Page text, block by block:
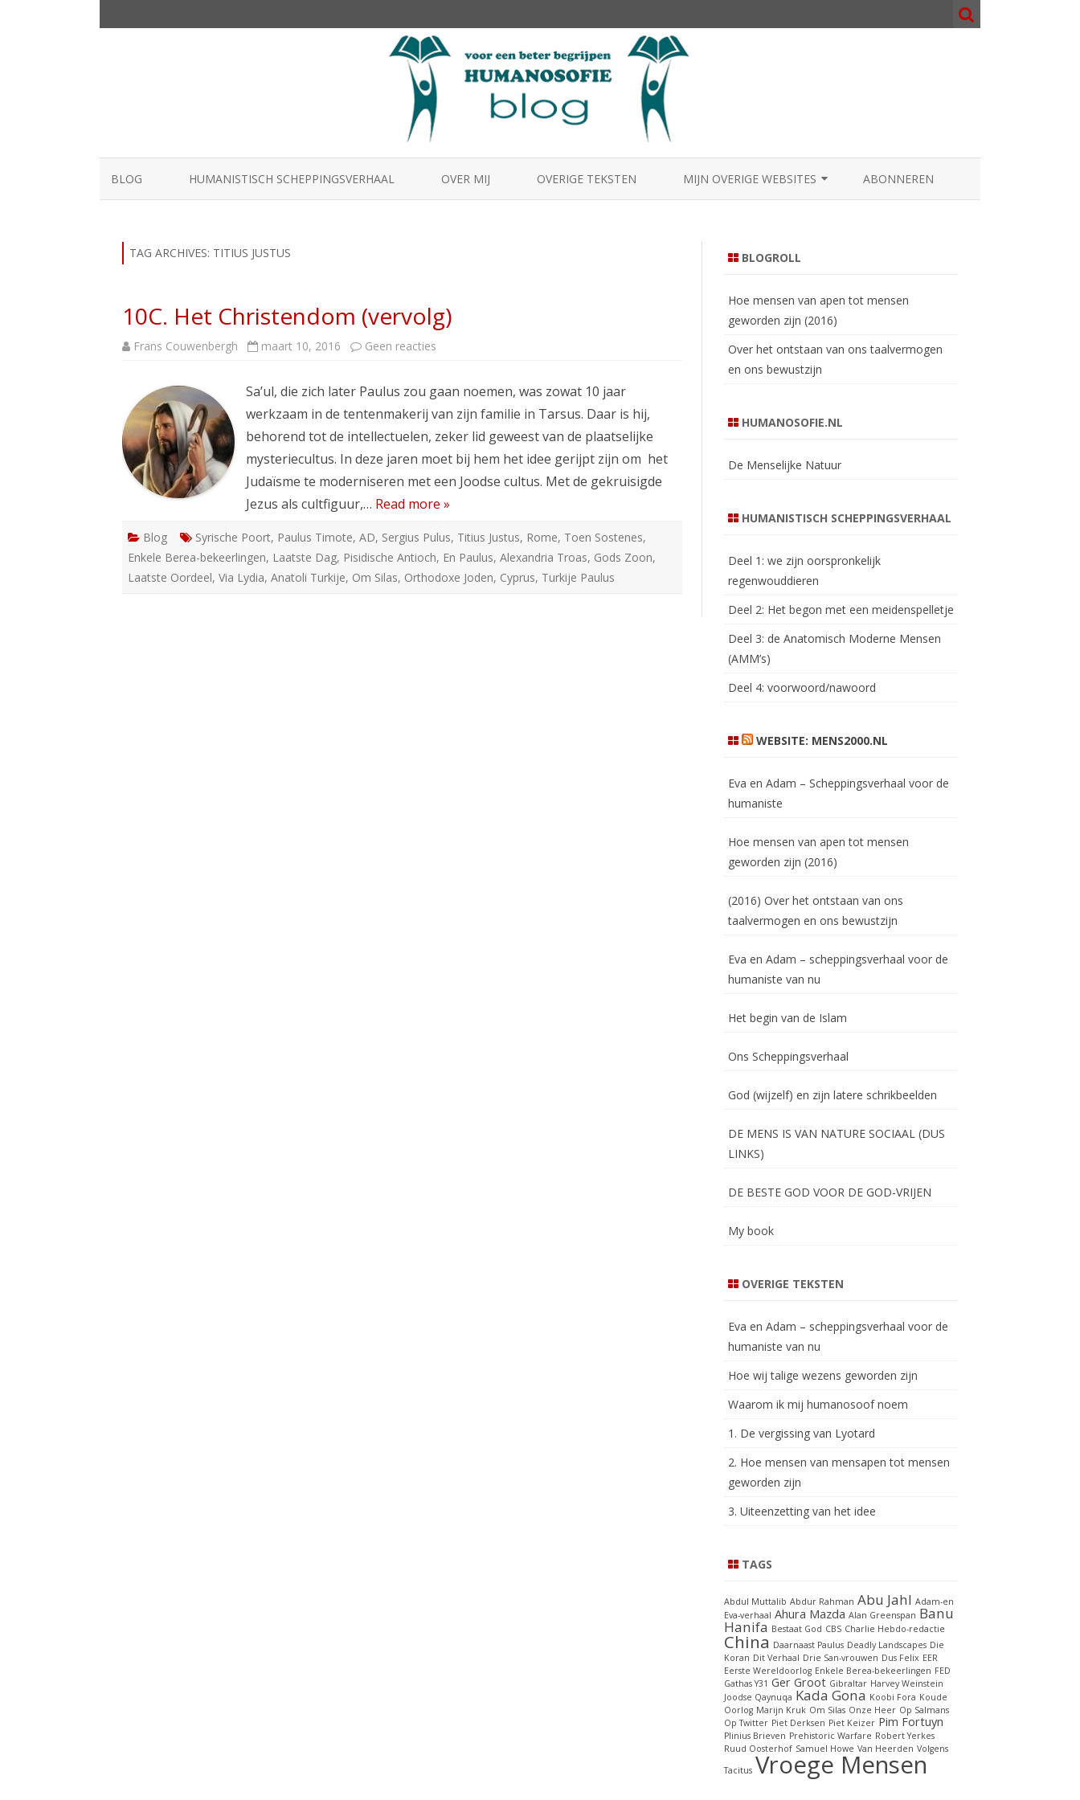
to
BLOG HUMANISTISCH SCHEPPINGSVERHAAL OVER MIJ OVERIGE TEKSTEN MIJN OVERIGE WEBSITES ABONNEREN
TAG ARCHIVES: TITIUS JUSTUS
10C. Het Christendom (vervolg)
Frans Couwenbergh maart 10, 2016 Geen reacties
(vervolg)
Sa’ul, die zich later Paulus zou gaan noemen, was zowat 10 jaar
werkzaam in de tentenmakerij van zijn familie in Tarsus. Daar is hij,
behorend tot de intellectuelen, zeker lid geweest van de plaatselijke
mysteriecultus. In deze jaren moet bij hem het idee gerijpt zijn om het
Judaïsme te moderniseren met een Joodse cultus. Met de gekruisigde
Jezus als cultfiguur,… Read more »
Blog Syrische Poort, Paulus Timote, AD, Sergius Pulus, Titius Justus, Rome, Toen Sostenes,
Enkele Berea-bekeerlingen, Laatste Dag, Pisidische Antioch, En Paulus, Alexandria Troas, Gods Zoon,
Laatste Oordeel, Via Lydia, Anatoli Turkije, Om Silas, Orthodoxe Joden, Cyprus, Turkije Paulus
BLOGROLL
Hoe mensen van apen tot mensen
geworden zijn (2016)
Over het ontstaan van ons taalvermogen
en ons bewustzijn
HUMANOSOFIE.NL
De Menselijke Natuur
HUMANISTISCH SCHEPPINGSVERHAAL
Deel 1: we zijn oorspronkelijk
regenwouddieren
Deel 2: Het begon met een meidenspelletje
Deel 3: de Anatomisch Moderne Mensen
(AMM’s)
Deel 4: voorwoord/nawoord
WEBSITE: MENS2000.NL
Eva en Adam – Scheppingsverhaal voor de
humaniste
Hoe mensen van apen tot mensen
geworden zijn (2016)
(2016) Over het ontstaan van ons
taalvermogen en ons bewustzijn
Eva en Adam – scheppingsverhaal voor de
humaniste van nu
Het begin van de Islam
Ons Scheppingsverhaal
God (wijzelf) en zijn latere schrikbeelden
DE MENS IS VAN NATURE SOCIAAL (DUS
LINKS)
DE BESTE GOD VOOR DE GOD-VRIJEN
My book
OVERIGE TEKSTEN
Eva en Adam – scheppingsverhaal voor de
humaniste van nu
Hoe wij talige wezens geworden zijn
Waarom ik mij humanosoof noem
1. De vergissing van Lyotard
2. Hoe mensen van mensapen tot mensen
geworden zijn
3. Uiteenzetting van het idee
TAGS
Abdul Muttalib Abdur Rahman Abu Jahl Adam-en
Eva-verhaal Ahura Mazda Alan Greenspan Banu
Hanifa Bestaat God CBS Charlie Hebdo-redactie
China Daarnaast Paulus Deadly Landscapes Die
Koran Dit Verhaal Drie San-vrouwen Dus Felix EER
Eerste Wereldoorlog Enkele Berea-bekeerlingen FED
Gathas Y31 Ger Groot Gibraltar Harvey Weinstein
Joodse Qaynuqa Kada Gona Koobi Fora Koude
Oorlog Marijn Kruk Om Silas Onze Heer Op Salmans
Op Twitter Piet Derksen Piet Keizer Pim Fortuyn
Plinius Brieven Prehistoric Warfare Robert Yerkes
Ruud Oosterhof Samuel Howe Van Heerden Volgens
Tacitus Vroege Mensen